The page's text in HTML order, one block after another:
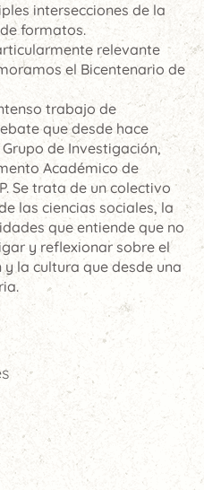
intersecciones de la
formatos.
relevante
el Bicentenario de
trabajo de
que desde hace
de Investigación,
Académico de
Se trata de un colectivo
las ciencias sociales, la
que entiende que no
y reflexionar sobre el
la cultura que desde una